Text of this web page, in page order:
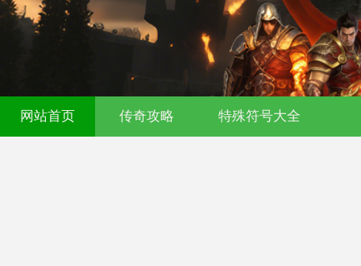
521fu 传奇发布网 - 今日新开传奇私
网站首页 传奇攻略 特殊符号大全